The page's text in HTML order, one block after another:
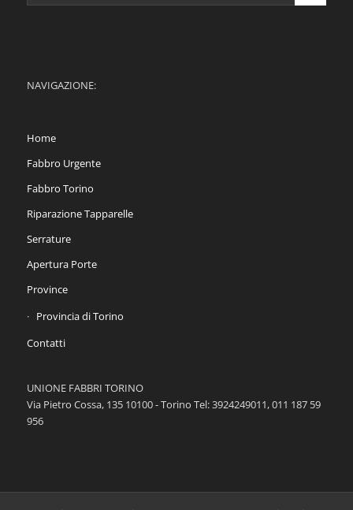
NAVIGAZIONE:
Home
Fabbro Urgente
Fabbro Torino
Riparazione Tapparelle
Serrature
Apertura Porte
Province
Provincia di Torino
Contatti
UNIONE FABBRI TORINO
Via Pietro Cossa, 135 10100 - Torino Tel: 3924249011, 011 187 59
956